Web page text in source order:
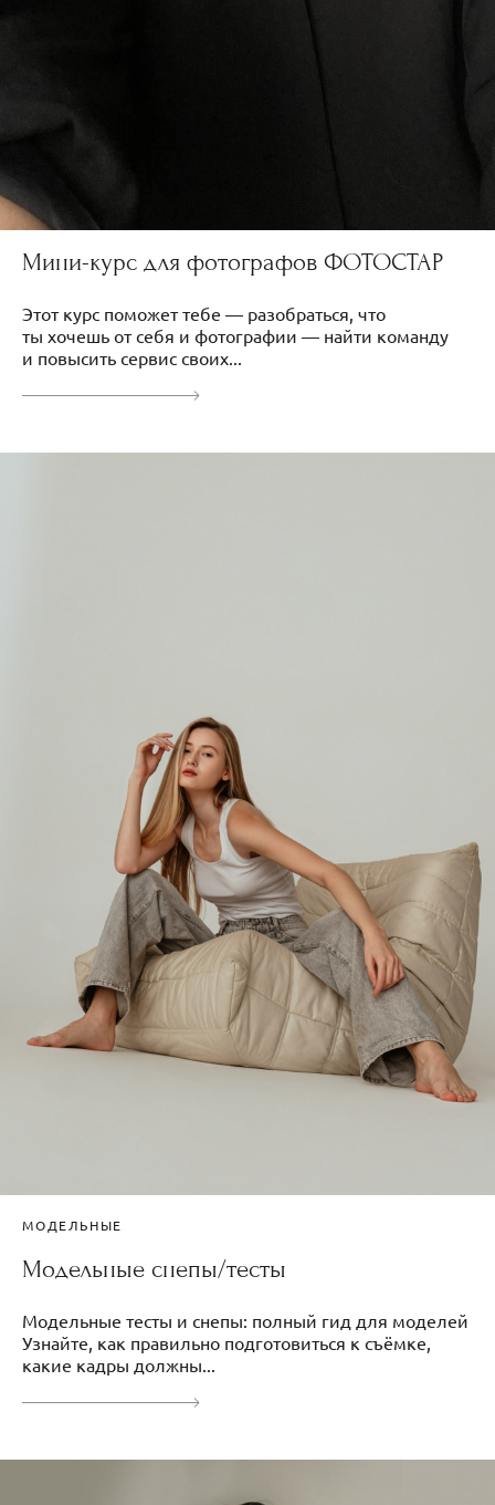
Мини-курс для фотографов ФОТОСТАР
Этот курс поможет тебе — разобраться, что
ты хочешь от себя и фотографии — найти команду
и повысить сервис своих...
МОДЕЛЬНЫЕ
Модельные снепы/тесты
Модельные тесты и снепы: полный гид для моделей
Узнайте, как правильно подготовиться к съёмке,
какие кадры должны...